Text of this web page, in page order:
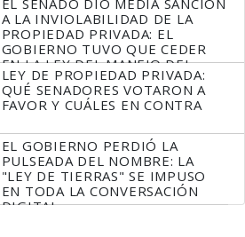
MARIDO
A LA INVIOLABILIDAD DE LA
PROPIEDAD PRIVADA: EL
GOBIERNO TUVO QUE CEDER
EN LA LEY DEL MANEJO DEL
FUEGO
LEY DE PROPIEDAD PRIVADA:
QUÉ SENADORES VOTARON A
FAVOR Y CUÁLES EN CONTRA
EL GOBIERNO PERDIÓ LA
PULSEADA DEL NOMBRE: LA
"LEY DE TIERRAS" SE IMPUSO
EN TODA LA CONVERSACIÓN
DIGITAL